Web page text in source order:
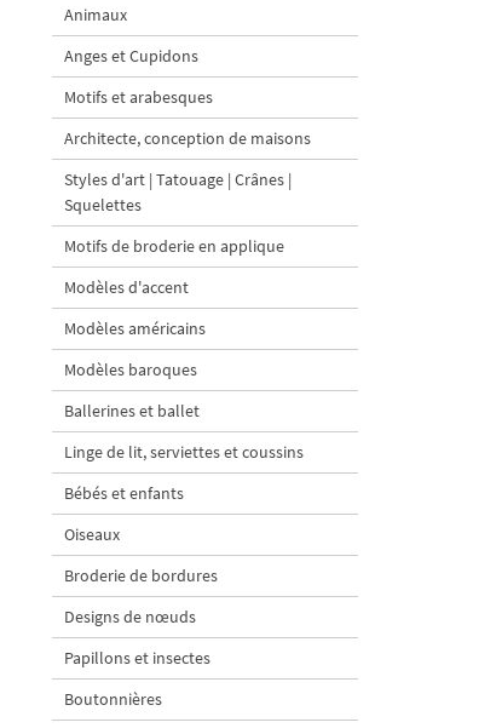
Animaux
Anges et Cupidons
Motifs et arabesques
Architecte, conception de maisons
Styles d'art | Tatouage | Crânes |
Squelettes
Motifs de broderie en applique
Modèles d'accent
Modèles américains
Modèles baroques
Ballerines et ballet
Linge de lit, serviettes et coussins
Bébés et enfants
Oiseaux
Broderie de bordures
Designs de nœuds
Papillons et insectes
Boutonnières